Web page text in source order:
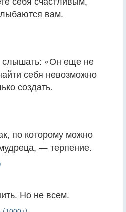
вам.
слышать: «Он еще не
себя невозможно
создать.
по которому можно
— терпение.
Но не всем.